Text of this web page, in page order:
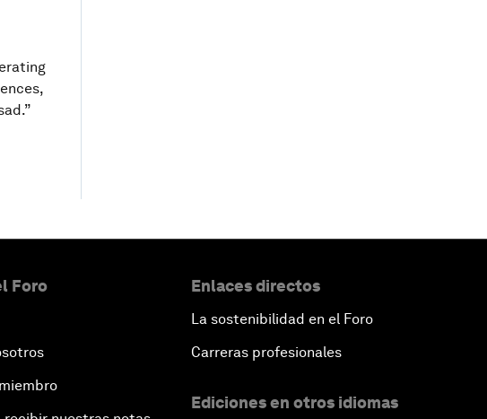
Foro Enlaces directos
La sostenibilidad en el Foro
Carreras profesionales
Ediciones en otros idiomas